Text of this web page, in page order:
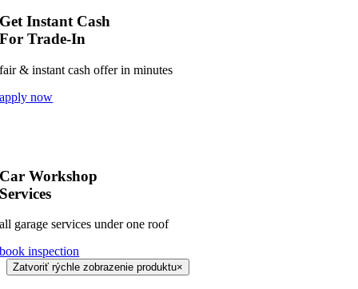
Get Instant Cash
For Trade-In
fair & instant cash offer in minutes
apply now
Car Workshop
Services
all garage services under one roof
book inspection
Zatvoriť rýchle zobrazenie produktu×